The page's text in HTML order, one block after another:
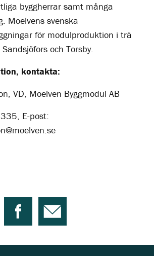
byggherrar samt många
Moelvens svenska
för modulproduktion i trä
och Torsby.
kontakta:
VD, Moelven Byggmodul AB
E-post: